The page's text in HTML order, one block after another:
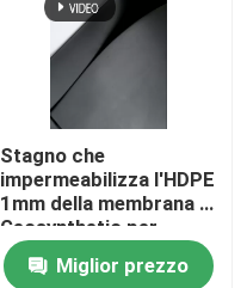
Stagno che
impermeabilizza l'HDPE
1mm della membrana di
Geosynthetic per
protezione
dell'ambienteMiglior prezzo